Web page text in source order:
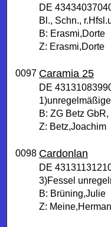
DE
Bl., Schn.,
B: Erasmi,Dorte
Z: Erasmi,Dorte
0097 Caramia 25
DE
B: ZG Betz GbR,
Z: Betz,Joachim
0098 Cardonlan
DE
3)Fessel
B: Brüning,Julie
Z: